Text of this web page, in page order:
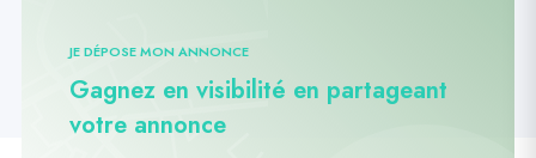
JE DÉPOSE MON ANNONCE
Gagnez en visibilité en partageant
votre annonce